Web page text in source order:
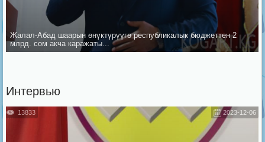
Жалал-Абад шаарын ѳнүктүрүүгѳ республикалык бюджеттен 2
млрд. сом акча каражаты...
Интервью
2023-12-06
13833